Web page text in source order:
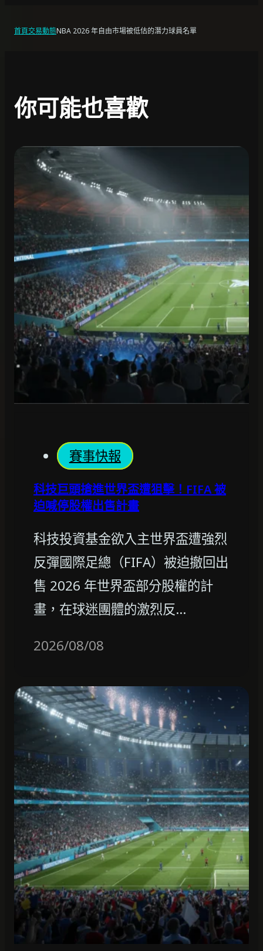
首頁交易動態NBA 2026 年自由市場被低估的潛力球員名單
你可能也喜歡
賽事快報
科技巨頭搶進世界盃遭狙擊！FIFA 被
迫喊停股權出售計畫
科技投資基金欲入主世界盃遭強烈
反彈國際足總（FIFA）被迫撤回出
售 2026 年世界盃部分股權的計
畫，在球迷團體的激烈反…
2026/08/08